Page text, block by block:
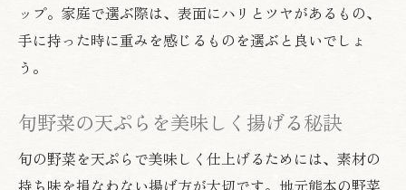
ップ。家庭で選ぶ際は、表面にハリとツヤがあるもの、
手に持った時に重みを感じるものを選ぶと良いでしょ
う。
旬野菜の天ぷらを美味しく揚げる秘訣
旬の野菜を天ぷらで美味しく仕上げるためには、素材の
持ち味を損なわない揚げ方が大切です。地元熊本の野菜